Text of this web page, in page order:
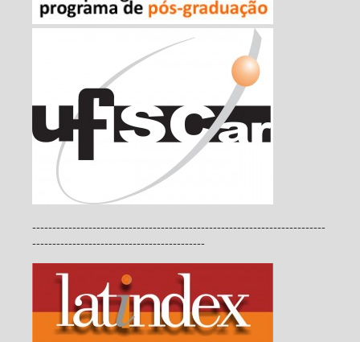
-------------------------------------------------------------------------
-------------------------------------------